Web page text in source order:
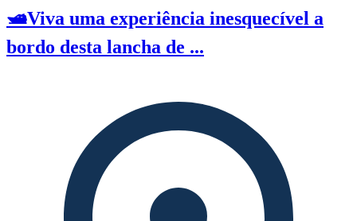
🛥️Viva uma experiência inesquecível a
bordo desta lancha de ...